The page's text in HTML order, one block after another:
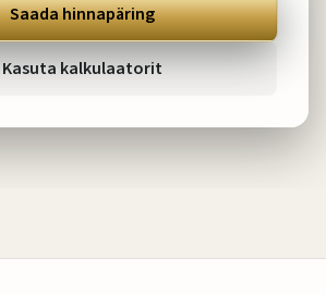
Saada hinnapäring
Kasuta kalkulaatorit